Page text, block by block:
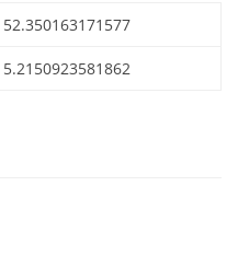
52.350163171577
5.2150923581862